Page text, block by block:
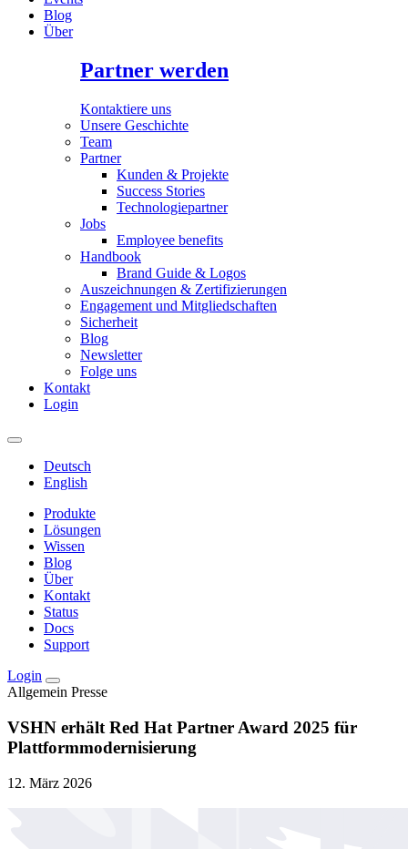
Blog
Über
Partner werden
Kontaktiere uns
Unsere Geschichte
Team
Partner
Kunden & Projekte
Success Stories
Technologiepartner
Jobs
Employee benefits
Handbook
Brand Guide & Logos
Auszeichnungen & Zertifizierungen
Engagement und Mitgliedschaften
Sicherheit
Blog
Newsletter
Folge uns
Kontakt
Login
Deutsch
English
Produkte
Lösungen
Wissen
Blog
Über
Kontakt
Status
Docs
Support
Login
Allgemein Presse
VSHN erhält Red Hat Partner Award 2025 für
Plattformmodernisierung
12. März 2026